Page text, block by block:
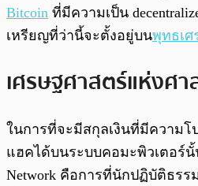
Bitcoin ที่มีความเป็น
เหรียญที่ว่านี้จะตั้งอยู่บนพุทธเศ
เศรษฐศาสตร์แห่งศ
ในการที่จะมีสกุลเงินที่มีความโ
แฮคได้บนระบบคอมะพิวเตอร์
Network คือการที่นักปฏิบัติธร